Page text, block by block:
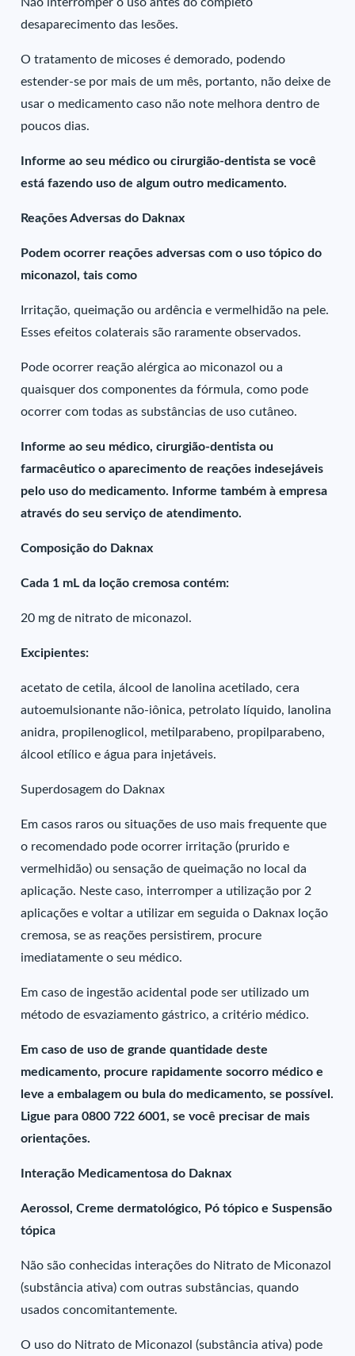
desaparecimento das lesões.
O tratamento de micoses é demorado, podendo
estender-se por mais de um mês, portanto, não deixe de
usar o medicamento caso não note melhora dentro de
poucos dias.
Informe ao seu médico ou cirurgião-dentista se você
está fazendo uso de algum outro medicamento.
Reações Adversas do Daknax
Podem ocorrer reações adversas com o uso tópico do
miconazol, tais como
Irritação, queimação ou ardência e vermelhidão na pele.
Esses efeitos colaterais são raramente observados.
Pode ocorrer reação alérgica ao miconazol ou a
quaisquer dos componentes da fórmula, como pode
ocorrer com todas as substâncias de uso cutâneo.
Informe ao seu médico, cirurgião-dentista ou
farmacêutico o aparecimento de reações indesejáveis
pelo uso do medicamento. Informe também à empresa
através do seu serviço de atendimento.
Composição do Daknax
Cada 1 mL da loção cremosa contém:
20 mg de nitrato de miconazol.
Excipientes:
acetato de cetila, álcool de lanolina acetilado, cera
autoemulsionante não-iônica, petrolato líquido, lanolina
anidra, propilenoglicol, metilparabeno, propilparabeno,
álcool etílico e água para injetáveis.
Superdosagem do Daknax
Em casos raros ou situações de uso mais frequente que
o recomendado pode ocorrer irritação (prurido e
vermelhidão) ou sensação de queimação no local da
aplicação. Neste caso, interromper a utilização por 2
aplicações e voltar a utilizar em seguida o Daknax loção
cremosa, se as reações persistirem, procure
imediatamente o seu médico.
Em caso de ingestão acidental pode ser utilizado um
método de esvaziamento gástrico, a critério médico.
Em caso de uso de grande quantidade deste
medicamento, procure rapidamente socorro médico e
leve a embalagem ou bula do medicamento, se possível.
Ligue para 0800 722 6001, se você precisar de mais
orientações.
Interação Medicamentosa do Daknax
Aerossol, Creme dermatológico, Pó tópico e Suspensão
tópica
Não são conhecidas interações do Nitrato de Miconazol
(substância ativa) com outras substâncias, quando
usados concomitantemente.
O uso do Nitrato de Miconazol (substância ativa) pode